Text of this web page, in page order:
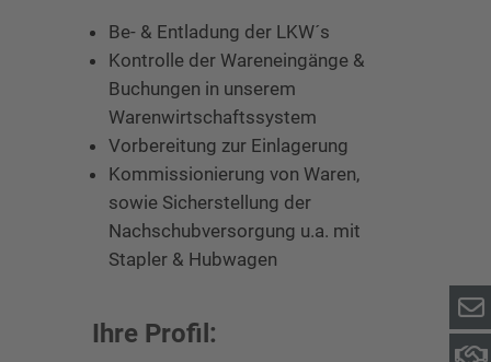
Be- & Entladung der LKW´s
Kontrolle der Wareneingänge &
Buchungen in unserem
Warenwirtschaftssystem
Vorbereitung zur Einlagerung
Kommissionierung von Waren,
sowie Sicherstellung der
Nachschubversorgung u.a. mit
Stapler & Hubwagen
Ihre Profil: